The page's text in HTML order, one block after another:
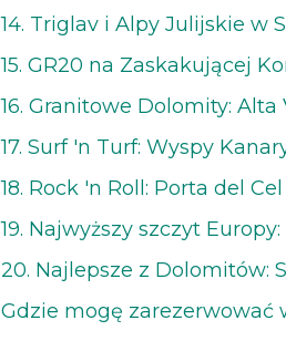
14. Triglav i Alpy Julijskie w
15. GR20 na Zaskakującej
16. Granitowe Dolomity: Alta
17. Surf 'n Turf: Wyspy
18. Rock 'n Roll: Porta del
19. Najwyższy szczyt
20. Najlepsze z Dolomitów:
Gdzie mogę zarezerwować